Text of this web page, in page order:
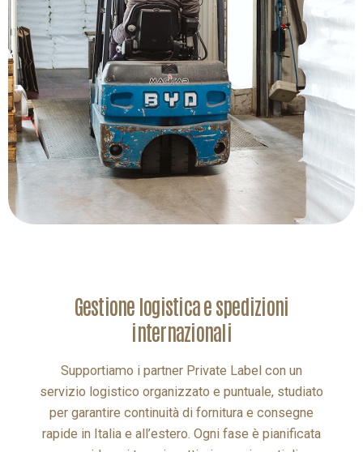
internazionali
Supportiamo i partner Private Label con un
per garantire continuità di fornitura e consegne
rapide in Italia e all’estero. Ogni fase è pianificata
per ridurre i tempi e ottimizzare i costi di
distribuzione.